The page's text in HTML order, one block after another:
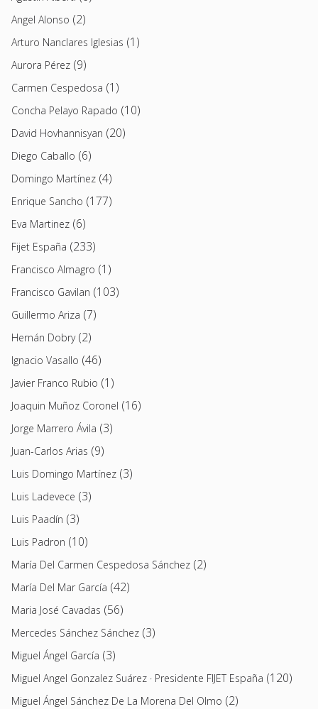
Angel Alonso (2)
Arturo Nanclares Iglesias (1)
Aurora Pérez (9)
Carmen Cespedosa (1)
Concha Pelayo Rapado (10)
David Hovhannisyan (20)
Diego Caballo (6)
Domingo Martínez (4)
Enrique Sancho (177)
Eva Martinez (6)
Fijet España (233)
Francisco Almagro (1)
Francisco Gavilan (103)
Guillermo Ariza (7)
Hernán Dobry(2)
Ignacio Vasallo (46)
Javier Franco Rubio (1)
Joaquin Muñoz Coronel (16)
Jorge Marrero Ávila (3)
Juan-Carlos Arias (9)
Luis Domingo Martínez (3)
Luis Ladevece (3)
Luis Paadín (3)
Luis Padron (10)
María Del Carmen Cespedosa Sánchez (2)
María Del Mar García (42)
Maria José Cavadas (56)
Mercedes Sánchez Sánchez (3)
Miguel Ángel García (3)
Miguel Angel Gonzalez Suárez · Presidente FIJET España (120)
Miguel Ángel Sánchez De La Morena Del Olmo (2)